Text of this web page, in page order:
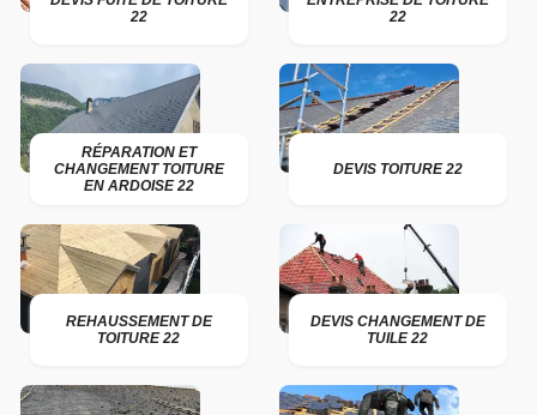
22
22
RÉPARATION ET
CHANGEMENT TOITURE
EN ARDOISE 22
DEVIS TOITURE 22
REHAUSSEMENT DE
TOITURE 22
DEVIS CHANGEMENT DE
TUILE 22